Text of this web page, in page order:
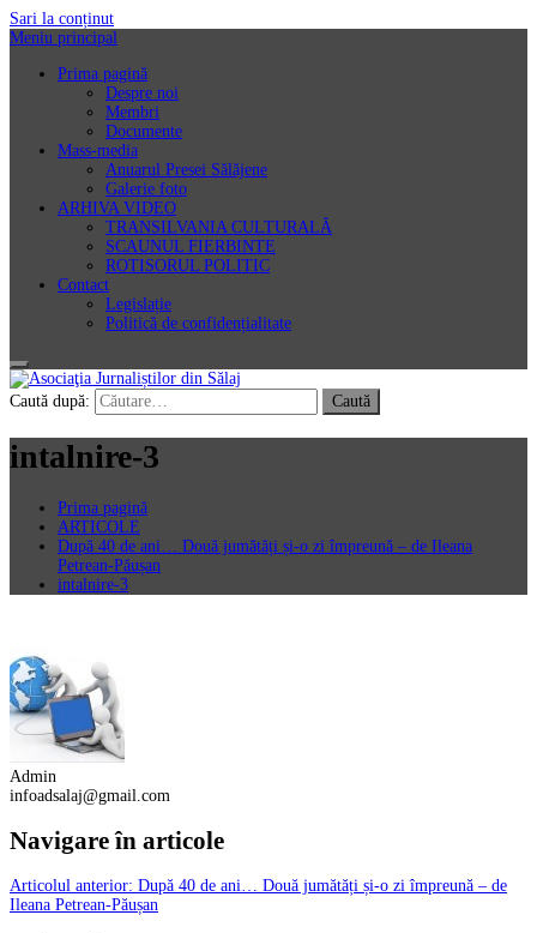
Sari la conținut
Meniu principal
Prima pagină
Despre noi
Membri
Documente
Mass-media
Anuarul Presei Sălăjene
Galerie foto
ARHIVA VIDEO
TRANSILVANIA CULTURALĂ
SCAUNUL FIERBINTE
ROTISORUL POLITIC
Contact
Legislație
Politică de confidențialitate
Asociaţia Jurnaliștilor din Sălaj
Caută după:
intalnire-3
Prima pagină
ARTICOLE
După 40 de ani… Două jumătăți și-o zi împreună – de Ileana
Petrean-Păușan
intalnire-3
Admin
infoadsalaj@gmail.com
Navigare în articole
Articolul anterior: După 40 de ani… Două jumătăți și-o zi împreună – de
Ileana Petrean-Păușan